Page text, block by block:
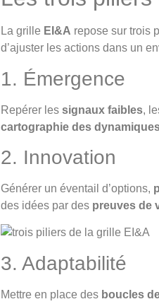
La grille EI&A repose sur trois
d’ajuster les actions dans un
1. Émergence
Repérer les signaux faibles,
cartographie des
2. Innovation
Générer un éventail d’options,
des idées par des preuves de
3. Adaptabilité
Mettre en place des boucles